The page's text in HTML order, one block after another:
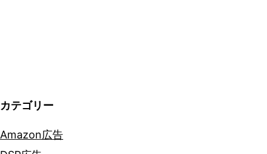
カテゴリー
Amazon広告